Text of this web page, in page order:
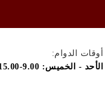
أوقات الدوام:
الأحد - الخميس: 9.00-15.00